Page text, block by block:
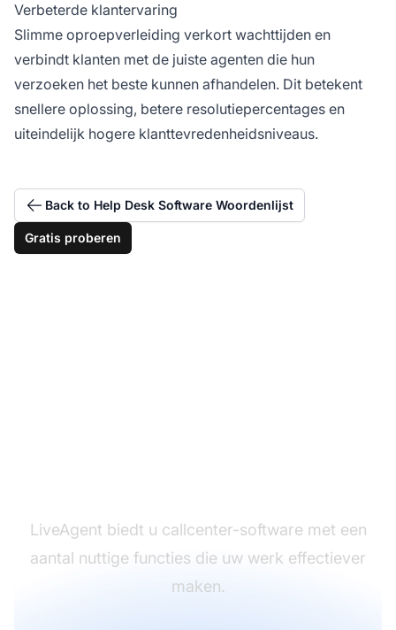
Verbeterde klantervaring
Slimme oproepverleiding verkort wachttijden en
verbindt klanten met de juiste agenten die hun
verzoeken het beste kunnen afhandelen. Dit betekent
snellere oplossing, betere resolutiepercentages en
uiteindelijk hogere klanttevredenheidsniveaus.
Back to Help Desk Software Woordenlijst
Gratis proberen
LiveAgent biedt u callcenter-software met een
aantal nuttige functies die uw werk effectiever
maken.